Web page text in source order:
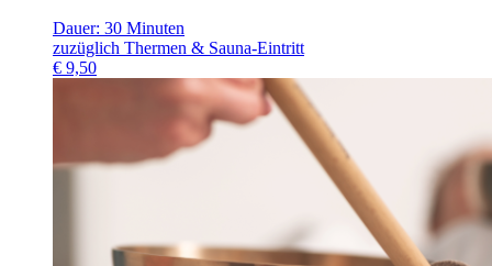
Dauer: 30 Minuten
zuzüglich Thermen & Sauna-Eintritt
€ 9,50